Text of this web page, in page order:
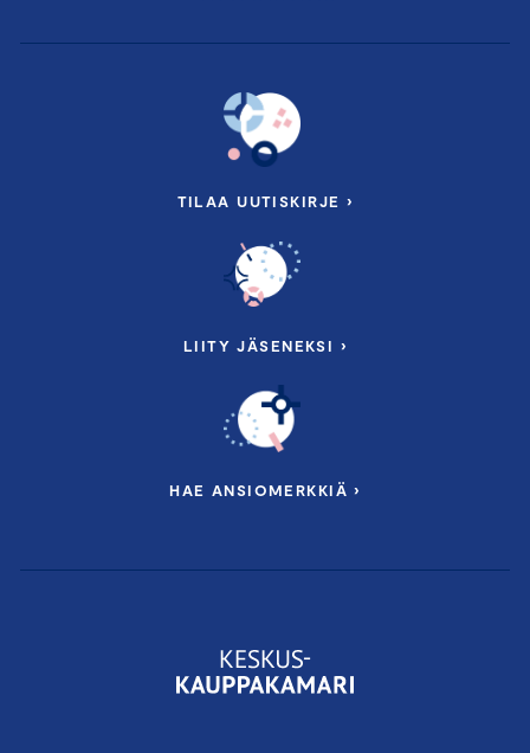
TILAA UUTISKIRJE ›
LIITY JÄSENEKSI ›
HAE ANSIOMERKKIÄ ›